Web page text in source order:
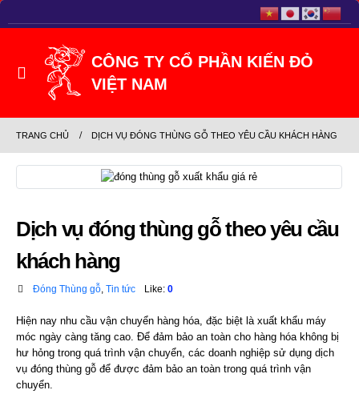
TRANG CHỦ DỊCH VỤ ĐÓNG THÙNG GỖ THEO YÊU CẦU KHÁCH HÀNG
Dịch vụ đóng thùng gỗ theo yêu cầu
khách hàng
Đóng Thùng gỗ, Tin tức Like: 0
Hiện nay nhu cầu vận chuyển hàng hóa, đặc biệt là xuất khẩu máy
móc ngày càng tăng cao. Để đảm bảo an toàn cho hàng hóa không bị
hư hỏng trong quá trình vận chuyển, các doanh nghiệp sử dụng dịch
vụ đóng thùng gỗ để được đảm bảo an toàn trong quá trình vận
chuyển.